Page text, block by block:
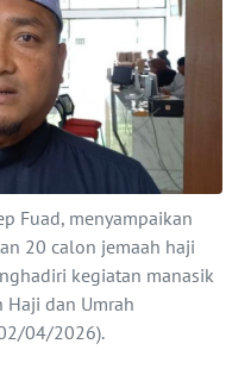
Fuad, menyampaikan
20 calon jemaah haji
kegiatan manasik
Haji dan Umrah
04/2026).